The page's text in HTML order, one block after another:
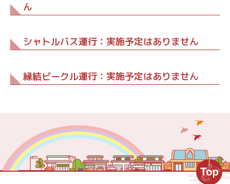
ん
シャトルバス運行：実施予定はありません
縁結ビークル運行：実施予定はありません